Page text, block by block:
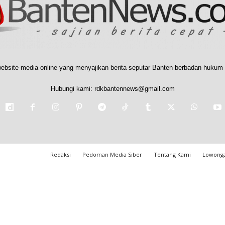
media online yang menyajikan berita seputar Banten berbadan
Hubungi kami: rdkbantennews@gmail.com
Redaksi Pedoman Media Siber Tentang Kami